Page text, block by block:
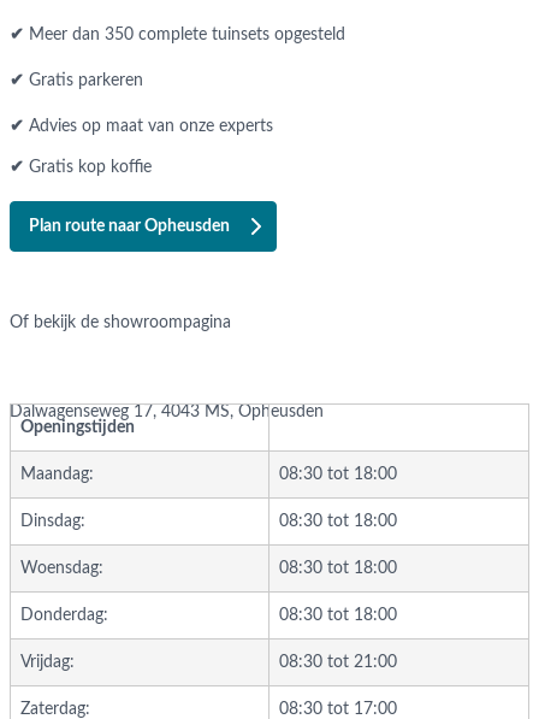
✔ Meer dan 350 complete tuinsets opgesteld
✔ Gratis parkeren
✔ Advies op maat van onze experts
✔ Gratis kop koffie
Plan route naar Opheusden
Of bekijk de showroompagina
Dalwagenseweg 17, 4043 MS, Opheusden
Openingstijden
Maandag: 08:30 tot 18:00
Dinsdag: 08:30 tot 18:00
Woensdag: 08:30 tot 18:00
Donderdag: 08:30 tot 18:00
Vrijdag: 08:30 tot 21:00
Zaterdag: 08:30 tot 17:00